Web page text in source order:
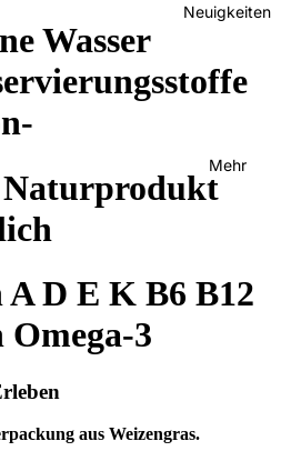
Neuigkeiten
Mehr
Wasser
Naturprodukt
D E K B6 B12
Omega-3
aus Weizengras.